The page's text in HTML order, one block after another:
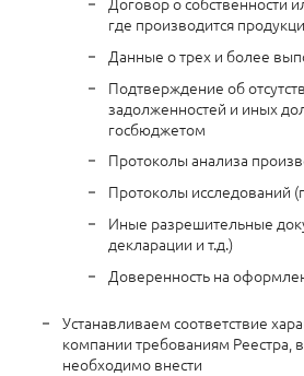
где производится
Данные о трех и более
Подтверждение об
задолженностей и иных
госбюджетом
Протоколы анализа
Протоколы исследований
Иные разрешительные
декларации и т.д.)
Доверенность на
Устанавливаем соответствие
компании требованиям Реестра,
необходимо внести